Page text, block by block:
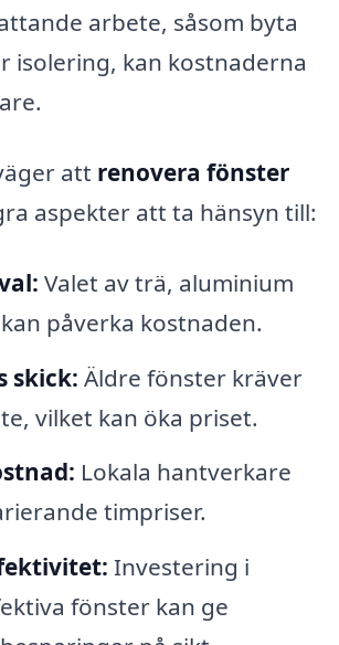
arbete, såsom byta
isolering, kan kostnaderna
att renovera fönster
aspekter att ta hänsyn till:
Valet av trä, aluminium
kan påverka kostnaden.
skick: Äldre fönster kräver
vilket kan öka priset.
Lokala hantverkare
timpriser.
Investering i
fönster kan ge